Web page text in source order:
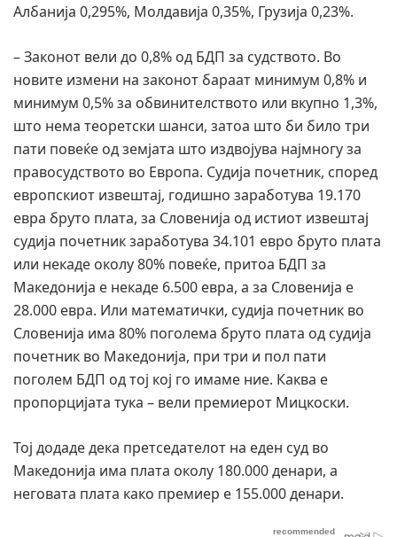
Албанија 0,295%, Молдавија 0,35%, Грузија 0,23%.
– Законот вели до 0,8% од БДП за судството. Во
новите измени на законот бараат минимум 0,8% и
минимум 0,5% за обвинителството или вкупно 1,3%,
што нема теоретски шанси, затоа што би било три
пати повеќе од земјата што издвојува најмногу за
правосудството во Европа. Судија почетник, според
европскиот извештај, годишно заработува 19.170
евра бруто плата, за Словенија од истиот извештај
судија почетник заработува 34.101 евро бруто плата
или некаде околу 80% повеќе, притоа БДП за
Македонија е некаде 6.500 евра, а за Словенија е
28.000 евра. Или математички, судија почетник во
Словенија има 80% поголема бруто плата од судија
почетник во Македонија, при три и пол пати
поголем БДП од тој кој го имаме ние. Каква е
пропорцијата тука – вели премиерот Мицкоски.
Тој додаде дека претседателот на еден суд во
Македонија има плата околу 180.000 денари, а
неговата плата како премиер е 155.000 денари.